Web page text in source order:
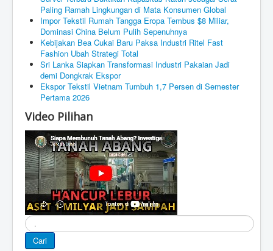
Paling Ramah Lingkungan di Mata Konsumen Global
Impor Tekstil Rumah Tangga Eropa Tembus $8 Miliar,
Dominasi China Belum Pulih Sepenuhnya
Kebijakan Bea Cukai Baru Paksa Industri Ritel Fast
Fashion Ubah Strategi Total
Sri Lanka Siapkan Transformasi Industri Pakaian Jadi
demi Dongkrak Ekspor
Ekspor Tekstil Vietnam Tumbuh 1,7 Persen di Semester
Pertama 2026
Video Pilihan
Cari
Cari